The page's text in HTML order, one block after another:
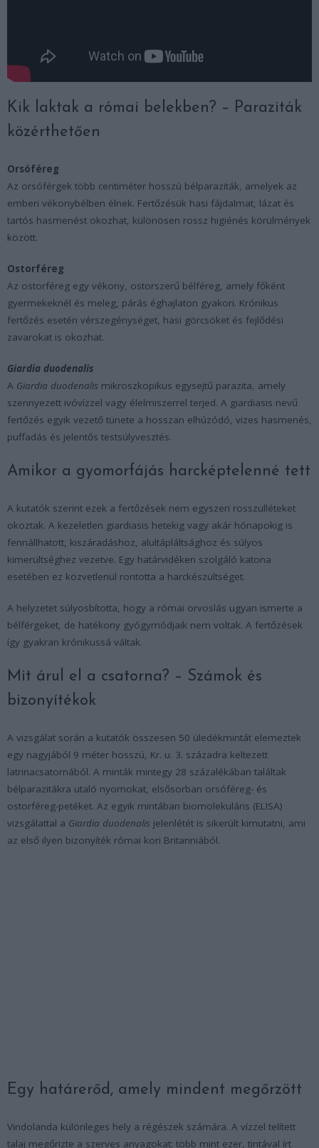
Kik laktak a római belekben? – Paraziták
közérthetően
Orsóféreg
Az orsóférgek több centiméter hosszú bélparaziták, amelyek az
emberi vékonybélben élnek. Fertőzésük hasi fájdalmat, lázat és
tartós hasmenést okozhat, különösen rossz higiénés körülmények
között.
Ostorféreg
Az ostorféreg egy vékony, ostorszerű bélféreg, amely főként
gyermekeknél és meleg, párás éghajlaton gyakori. Krónikus
fertőzés esetén vérszegénységet, hasi görcsöket és fejlődési
zavarokat is okozhat.
Giardia duodenalis
A Giardia duodenalis mikroszkopikus egysejtű parazita, amely
szennyezett ivóvízzel vagy élelmiszerrel terjed. A giardiasis nevű
fertőzés egyik vezető tünete a hosszan elhúzódó, vizes hasmenés,
puffadás és jelentős testsúlyvesztés.
Amikor a gyomorfájás harcképtelenné tett
A kutatók szerint ezek a fertőzések nem egyszeri rosszulléteket
okoztak. A kezeletlen giardiasis hetekig vagy akár hónapokig is
fennállhatott, kiszáradáshoz, alultápláltsághoz és súlyos
kimerültséghez vezetve. Egy határvidéken szolgáló katona
esetében ez közvetlenül rontotta a harckészültséget.
A helyzetet súlyosbította, hogy a római orvoslás ugyan ismerte a
bélférgeket, de hatékony gyógymódjaik nem voltak. A fertőzések
így gyakran krónikussá váltak.
Mit árul el a csatorna? – Számok és
bizonyítékok
A vizsgálat során a kutatók összesen 50 üledékmintát elemeztek
egy nagyjából 9 méter hosszú, Kr. u. 3. századra keltezett
latrinacsatornából. A minták mintegy 28 százalékában találtak
bélparazitákra utaló nyomokat, elsősorban orsóféreg- és
ostorféreg-petéket. Az egyik mintában biomolekuláris (ELISA)
vizsgálattal a Giardia duodenalis jelenlétét is sikerült kimutatni, ami
az első ilyen bizonyíték római kori Britanniából.
Egy határerőd, amely mindent megőrzött
Vindolanda különleges hely a régészek számára. A vízzel telített
talaj megőrizte a szerves anyagokat: több mint ezer, tintával írt